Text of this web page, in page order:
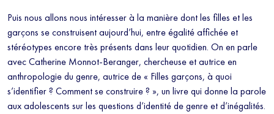
Puis nous allons nous intéresser à la manière dont les filles et les
garçons se construisent aujourd’hui, entre égalité affichée et
stéréotypes encore très présents dans leur quotidien. On en parle
avec Catherine Monnot-Beranger, chercheuse et autrice en
anthropologie du genre, autrice de « Filles garçons, à quoi
s’identifier ? Comment se construire ? », un livre qui donne la parole
aux adolescents sur les questions d’identité de genre et d’inégalités.